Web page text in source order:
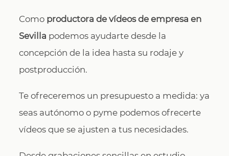
Como productora de vídeos de empresa en
Sevilla podemos ayudarte desde la
concepción de la idea hasta su rodaje y
postproducción.
Te ofreceremos un presupuesto a medida: ya
seas autónomo o pyme podemos ofrecerte
vídeos que se ajusten a tus necesidades.